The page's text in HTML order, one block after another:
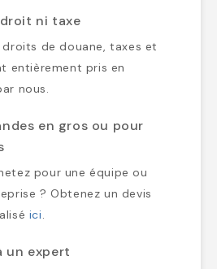
ni taxe
droits de douane, taxes et
entièrement pris en
nous.
en gros ou pour
pour une équipe ou
? Obtenez un devis
ici.
un expert